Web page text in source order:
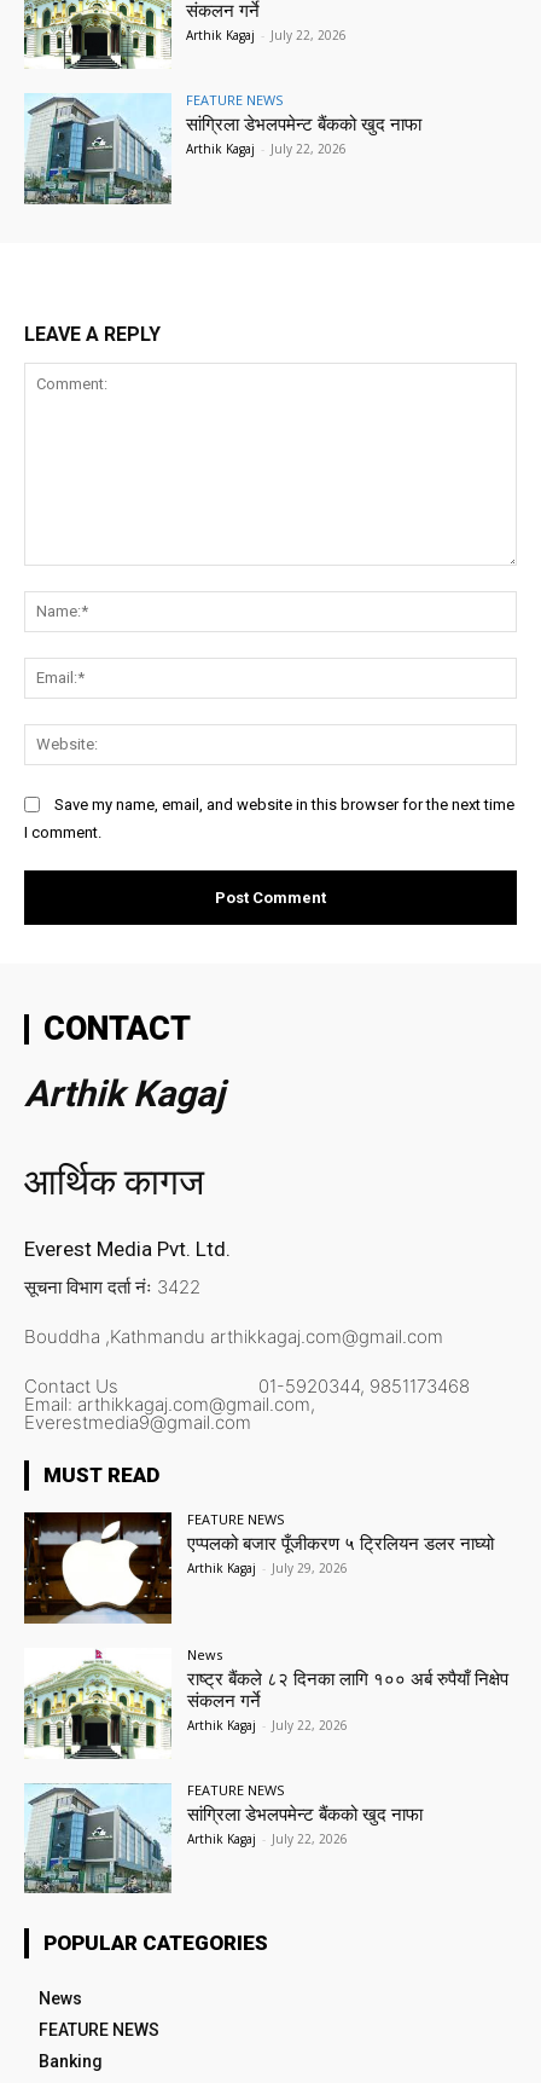
संकलन गर्ने
Arthik Kagaj - July 22, 2026
FEATURE NEWS
सांग्रिला डेभलपमेन्ट बैंकको खुद नाफा
Arthik Kagaj - July 22, 2026
LEAVE A REPLY
Save my name, email, and website in this browser for the next time
I comment.
CONTACT
Arthik Kagaj
आर्थिक कागज
Everest Media Pvt. Ltd.
सूचना विभाग दर्ता नंः 3422
Bouddha ,Kathmandu arthikkagaj.com@gmail.com
Contact Us 01-5920344, 9851173468
Email: arthikkagaj.com@gmail.com,
Everestmedia9@gmail.com
MUST READ
FEATURE NEWS
एप्पलको बजार पूँजीकरण ५ ट्रिलियन डलर नाघ्यो
Arthik Kagaj - July 29, 2026
News
राष्ट्र बैंकले ८२ दिनका लागि १०० अर्ब रुपैयाँ निक्षेप
संकलन गर्ने
Arthik Kagaj - July 22, 2026
FEATURE NEWS
सांग्रिला डेभलपमेन्ट बैंकको खुद नाफा
Arthik Kagaj - July 22, 2026
POPULAR CATEGORIES
News
FEATURE NEWS
Banking